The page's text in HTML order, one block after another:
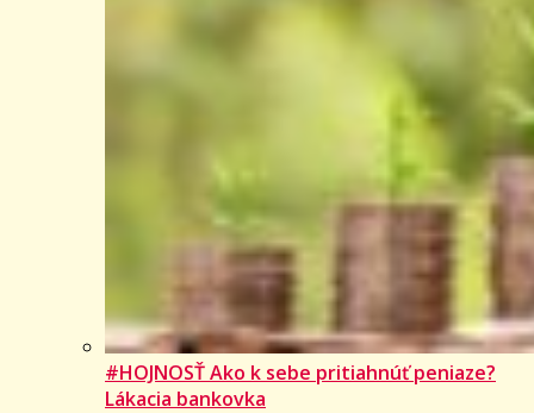
#HOJNOSŤ Ako k sebe pritiahnúť peniaze?
Lákacia bankovka